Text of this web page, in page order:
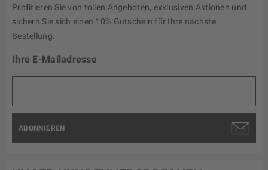
Profitieren Sie von tollen Angeboten, exklusiven Aktionen und
sichern Sie sich einen 10% Gutschein für Ihre nächste
Bestellung.
Ihre E-Mailadresse
ABONNIEREN